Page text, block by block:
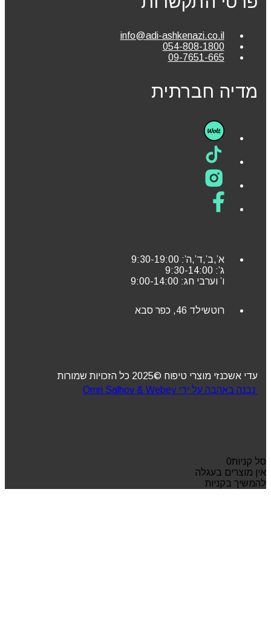
info@adi-ashkenazi.co.il
054-808-1800
09-7651-665
מדיה חברתית
א’,ב’,ד’,ה’: 9:30-19:00
ג’: 9:30-14:00
ו’ וערבי חג: 9:00-14:00
רוטשילד 46, כפר סבא
עדי אשכנזי מוצרי טיפוח ©2025 כל הזכויות שמורות
נבנה באהבה על ידי Omri Salhov & Webey
סל קניות0
אין מוצרים בעגלה
להמשיך בקניות